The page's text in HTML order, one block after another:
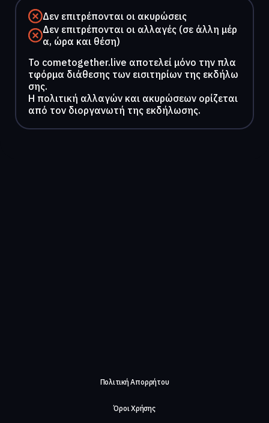
Δεν επιτρέπονται οι ακυρώσεις
Δεν επιτρέπονται οι αλλαγές (σε άλλη μέρ
α, ώρα και θέση)
To cometogether.live αποτελεί μόνο την πλα
τφόρμα διάθεσης των εισιτηρίων της εκδήλω
σης.
Η πολιτική αλλαγών και ακυρώσεων ορίζεται
από τον διοργανωτή της εκδήλωσης.
Πολιτική Απορρήτου
Όροι Χρήσης